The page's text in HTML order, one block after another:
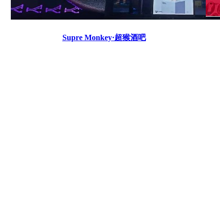
Supre Monkey·超猴酒吧